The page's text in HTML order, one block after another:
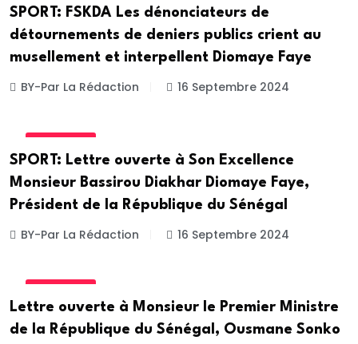
SPORT: FSKDA Les dénonciateurs de
détournements de deniers publics crient au
musellement et interpellent Diomaye Faye
BY-Par La Rédaction 16 Septembre 2024
SPORT: Lettre ouverte à Son Excellence
Monsieur Bassirou Diakhar Diomaye Faye,
Président de la République du Sénégal
BY-Par La Rédaction 16 Septembre 2024
Lettre ouverte à Monsieur le Premier Ministre
de la République du Sénégal, Ousmane Sonko